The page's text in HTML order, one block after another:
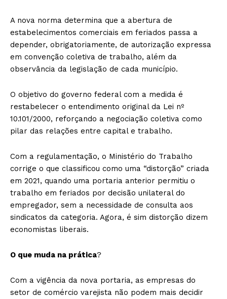
A nova norma determina que a abertura de
estabelecimentos comerciais em feriados passa a
depender, obrigatoriamente, de autorização expressa
em convenção coletiva de trabalho, além da
observância da legislação de cada município.
O objetivo do governo federal com a medida é
restabelecer o entendimento original da Lei nº
10.101/2000, reforçando a negociação coletiva como
pilar das relações entre capital e trabalho.
Com a regulamentação, o Ministério do Trabalho
corrige o que classificou como uma “distorção” criada
em 2021, quando uma portaria anterior permitiu o
trabalho em feriados por decisão unilateral do
empregador, sem a necessidade de consulta aos
sindicatos da categoria. Agora, é sim distorção dizem
economistas liberais.
O que muda na prática?
Com a vigência da nova portaria, as empresas do
setor de comércio varejista não podem mais decidir